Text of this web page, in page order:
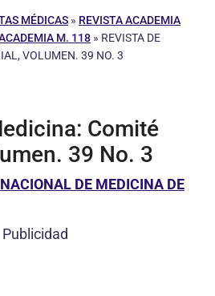
MÉDICAS » REVISTA ACADEMIA
M. 118 » REVISTA DE
VOLUMEN. 39 NO. 3
Comité
39 No. 3
DE MEDICINA DE
Publicidad